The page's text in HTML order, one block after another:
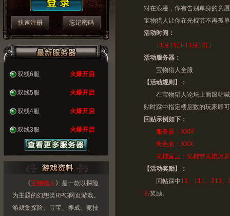
对在浪漫，你有告别单身的意
宝物猎人让你在光棍节不再孤
活动时间：
11月11日-11月12日
活动服务器：
宝物猎人全服
【活动规则】：
在宝物猎人论坛上面跟帖
贴时踩中指定楼层数的玩家即
回贴示例如下：
服务器：XX区
角色名：XXX
光棍宣言：光棍节光棍万
【活动奖励】：
回帖踩中11、111、211、
石奖励。
快速注册 忘记密码
火爆开启
双线6服
火爆开启
双线5服
火爆开启
双线4服
火爆开启
双线3服
《宝物猎人 》是一款以探险
为主题的幻想类RPG网页游戏。
游戏集探险、寻宝、养成、竞技